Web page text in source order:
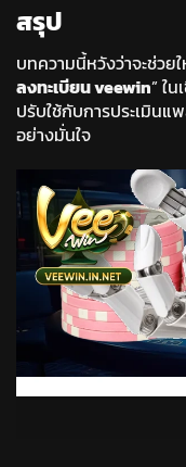
สรุป
บทความนี้หวังว่าจะช่วย
ลงทะเบียน veewin” ใ
ปรับใช้กับการประเมิน
อย่างมั่นใจ